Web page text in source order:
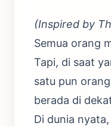
(Inspired by
Semua orang
Tapi, di saat
satu pun
berada di
Di dunia